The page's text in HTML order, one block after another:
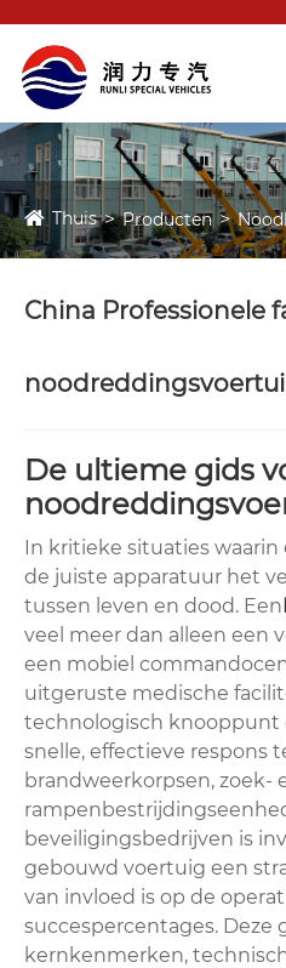
Thuis Producten
China Professionele
De ultieme gids
In kritieke situaties waarin
de juiste apparatuur het
tussen leven en dood. Een
veel meer dan alleen een
een mobiel
uitgeruste medische
technologisch knooppunt
snelle, effectieve respons
brandweerkorpsen, zoek-
beveiligingsbedrijven is
gebouwd voertuig een
van invloed is op de
succespercentages. Deze
kernkenmerken,